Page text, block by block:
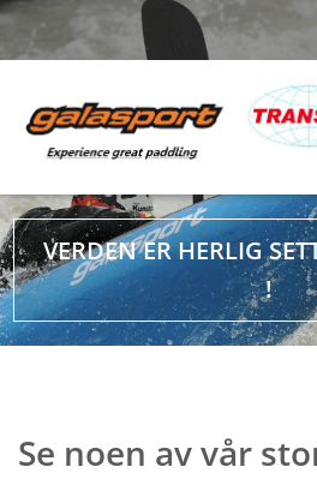
VERDEN ER HERLIG
!
Se noen av vår